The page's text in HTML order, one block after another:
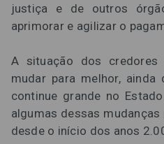
justiça e de outros
aprimorar e agilizar o
A situação dos credores
mudar para melhor,
continue grande no
algumas dessas
desde o início dos anos